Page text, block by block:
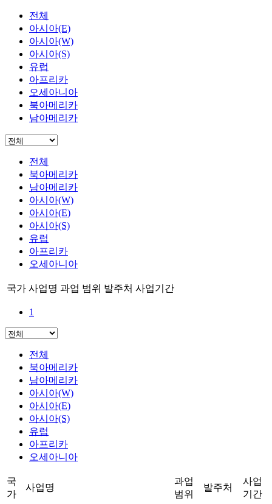
전체
아시아(E)
아시아(W)
아시아(S)
유럽
아프리카
오세아니아
북아메리카
남아메리카
전체
북아메리카
남아메리카
아시아(W)
아시아(E)
아시아(S)
유럽
아프리카
오세아니아
국가 사업명 과업 범위 발주처 사업기간
1
전체
북아메리카
남아메리카
아시아(W)
아시아(E)
아시아(S)
유럽
아프리카
오세아니아
국
가
사업명
과업
범위
발주처
사업
기간